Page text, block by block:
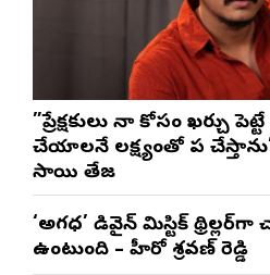
”ప్రేక్షకులు నా కోసం ఖర్చు
చేయాలనే లక్ష్యంతో పని
సాయి తేజ
‘అగధ’ డివైన్ మిస్టిక్
ఉంటుంది – హీరో శ్రవణ్ రెడ్డి